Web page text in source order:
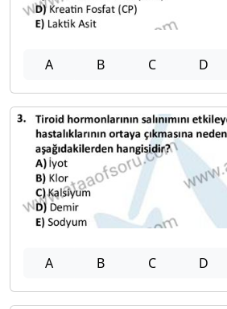
A B C D
A B C D